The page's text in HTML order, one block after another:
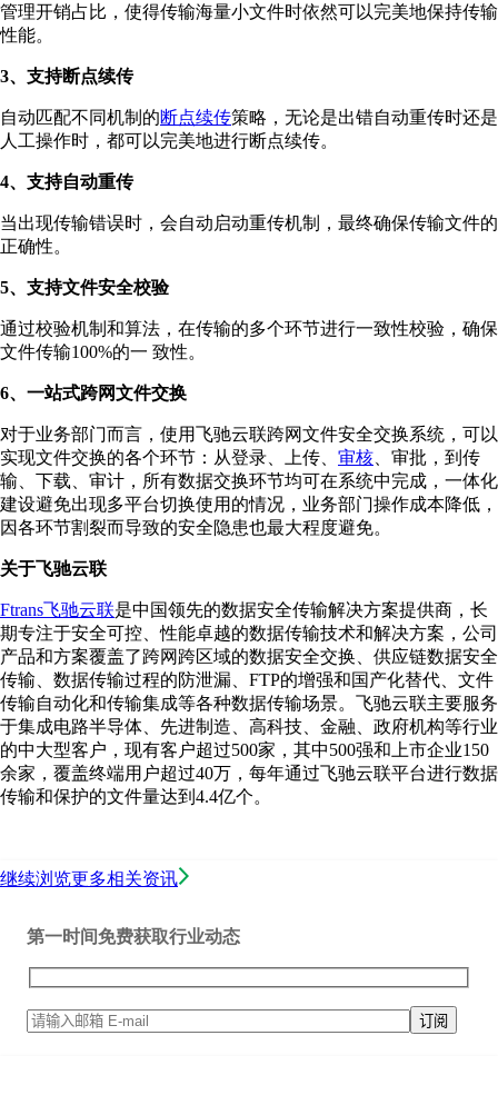
管理开销占比，使得传输海量小文件时依然可以完美地保持传输
性能。
3、支持断点续传
自动匹配不同机制的断点续传策略，无论是出错自动重传时还是
人工操作时，都可以完美地进行断点续传。
4、支持自动重传
当出现传输错误时，会自动启动重传机制，最终确保传输文件的
正确性。
5、支持文件安全校验
通过校验机制和算法，在传输的多个环节进行一致性校验，确保
文件传输100%的一 致性。
6、一站式跨网文件交换
对于业务部门而言，使用飞驰云联跨网文件安全交换系统，可以
实现文件交换的各个环节：从登录、上传、 审核 、审批，到传
输、下载、审计，所有数据交换环节均可在系统中完成，一体化
建设避免出现多平台切换使用的情况，业务部门操作成本降低，
因各环节割裂而导致的安全隐患也最大程度避免。
关于飞驰云联
Ftrans飞驰云联是中国领先的数据安全传输解决方案提供商，长
期专注于安全可控、性能卓越的数据传输技术和解决方案，公司
产品和方案覆盖了跨网跨区域的数据安全交换、供应链数据安全
传输、数据传输过程的防泄漏、FTP的增强和国产化替代、文件
传输自动化和传输集成等各种数据传输场景。飞驰云联主要服务
于集成电路半导体、先进制造、高科技、金融、政府机构等行业
的中大型客户，现有客户超过500家，其中500强和上市企业150
余家，覆盖终端用户超过40万，每年通过飞驰云联平台进行数据
传输和保护的文件量达到4.4亿个。
继续浏览更多相关资讯
第一时间免费获取行业动态